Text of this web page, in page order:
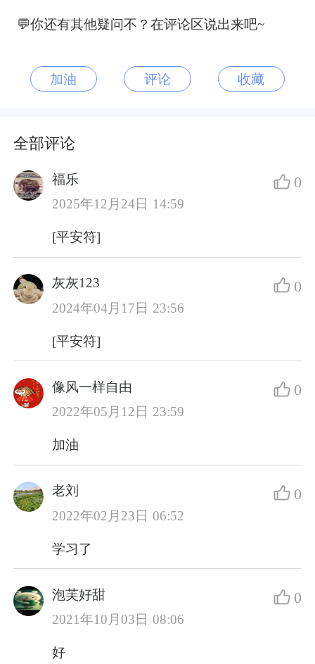
💬你还有其他疑问不？在评论区说出来吧~
加油 评论 收藏
全部评论
福乐
2025年12月24日 14:59
0
[平安符]
灰灰123
2024年04月17日 23:56
0
[平安符]
像风一样自由
2022年05月12日 23:59
0
加油
老刘
2022年02月23日 06:52
0
学习了
泡芙好甜
2021年10月03日 08:06
0
好